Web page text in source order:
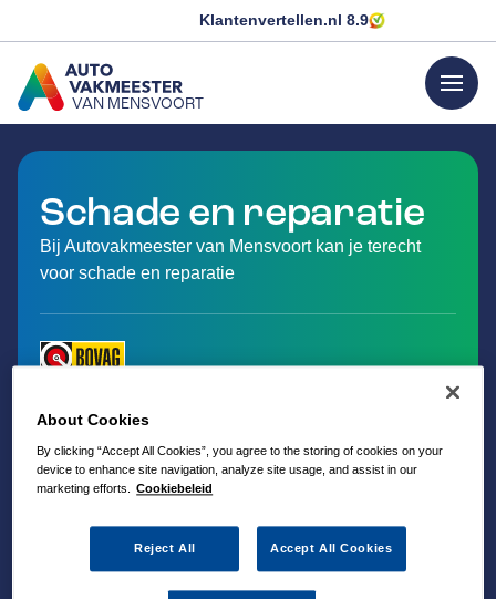
Klantenvertellen.nl 8.9
VAN MENSVOORT
GA NAAR DE HOMEPAGINA
menu
Schade en reparatie
Bij Autovakmeester van Mensvoort kan je terecht
voor schade en reparatie
About Cookies
By clicking “Accept All Cookies”, you agree to the storing of cookies on your
device to enhance site navigation, analyze site usage, and assist in our
marketing efforts. Cookiebeleid
Reject All Accept All Cookies